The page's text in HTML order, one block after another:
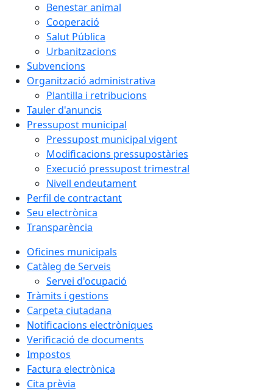
Benestar animal
Cooperació
Salut Pública
Urbanitzacions
Subvencions
Organització administrativa
Plantilla i retribucions
Tauler d'anuncis
Pressupost municipal
Pressupost municipal vigent
Modificacions pressupostàries
Execució pressupost trimestral
Nivell endeutament
Perfil de contractant
Seu electrònica
Transparència
Oficines municipals
Catàleg de Serveis
Servei d'ocupació
Tràmits i gestions
Carpeta ciutadana
Notificacions electròniques
Verificació de documents
Impostos
Factura electrònica
Cita prèvia